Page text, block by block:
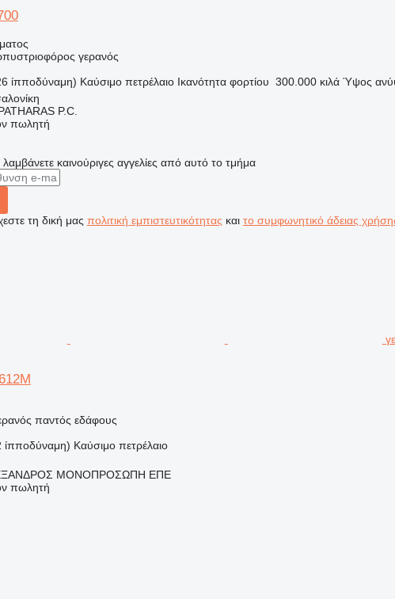
γερανός
ίπποδύναμη) Καύσιμο πετρέλαιο Ικανότητα φορτίου 300.000 κιλά Ύψος
P.C.
πωλητή
λαμβάνετε καινούριγες αγγελίες από αυτό το τμήμα
τη δική μας πολιτική εμπιστευτικότητας και το συμφωνητικό άδειας
παντός εδάφους
ίπποδύναμη) Καύσιμο πετρέλαιο
ΜΟΝΟΠΡΟΣΩΠΗ ΕΠΕ
πωλητή